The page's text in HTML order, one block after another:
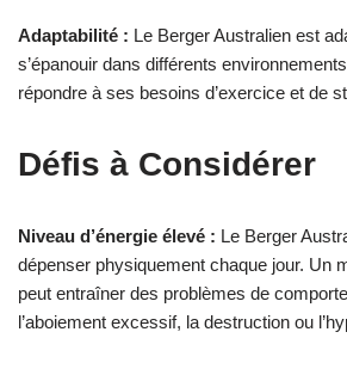
Adaptabilité : Le Berger Australien est
s’épanouir dans différents
répondre à ses besoins d’exercice et de
Défis à Considérer
Niveau d’énergie élevé : Le Berger
dépenser physiquement chaque jour. Un
peut entraîner des problèmes de
l’aboiement excessif, la destruction ou